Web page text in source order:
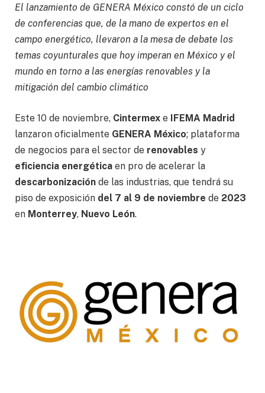
El lanzamiento de GENERA México constó de un ciclo
de conferencias que, de la mano de expertos en el
campo energético, llevaron a la mesa de debate los
temas coyunturales que hoy imperan en México y el
mundo en torno a las energías renovables y la
mitigación del cambio climático
Este 10 de noviembre, Cintermex e IFEMA Madrid
lanzaron oficialmente GENERA México; plataforma
de negocios para el sector de renovables y
eficiencia energética en pro de acelerar la
descarbonización de las industrias, que tendrá su
piso de exposición del 7 al 9 de noviembre de 2023
en Monterrey, Nuevo León.